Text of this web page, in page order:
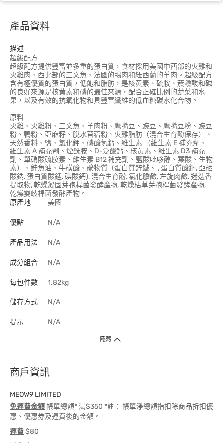
產品資料
描述
超級配方
超級配方提供豐富並多重的蛋白質，食材採用美國中西部的火雞和
火雞肉、西北部的三文魚、法國的鴨肉和紐西蘭的羊肉。超級配方
含有極優質的蛋白質，低飽和脂肪，是核黄素、硫胺、菸鹼酸和磷
的良好來源是核黄素和磷的最佳來源，配合正確比例的蔬菜和水
果，以及有效的抗氧化物和具豐富纖維的低血糖碳水化合物。
原料
火雞、火雞粉、三文魚、羊肉粉、鷹嘴豆、豌豆、鷹嘴豆粉、豌豆
粉、鴨粉、亞麻籽、脫水苜蓿粉、火雞脂肪（混合生育酚保存）、
天然香料、鹽、氯化鉀、磷酸氫鈣、維生素 （維生素 E 補充劑、
維生素 A 補充劑、煙酰胺、D-泛酸鈣、核黃素、維生素 D3 補充
劑、單硝酸硫胺素、維生素 B12 補充劑、鹽酸吡哆醇、葉酸、生物
素）、鮭魚油、牛磺酸、礦物質（蛋白質鋅鐵、 , 蛋白質酸銅, 亞硒
酸鈉, 蛋白質酸錳, 碘酸鈣), 混合生育酚, 氯化膽鹼, 左旋肉鹼, 迷迭香
提取物, 乾燥凝固芽孢桿菌發酵產物, 乾燥枯草芽孢桿菌發酵產物,
乾燥雙歧桿菌發酵產物。
原產地
美國
優點 N/A
產品用法 N/A
成分組合 N/A
每包件數 1.82kg
儲存方式 N/A
提示 N/A
隱藏
商戶資訊
MEOW9 LIMITED
免運費金額 帳單總額* 滿$350 *註： 帳單淨總額指扣除商品折扣優
惠、優惠券及運費後的金額。
運費$80